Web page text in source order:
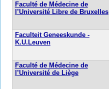
Faculté de Médecine de
l’Université Libre de Bruxelles
Faculteit Geneeskunde -
K.U.Leuven
Faculté de Médecine de
l’Université de Liège